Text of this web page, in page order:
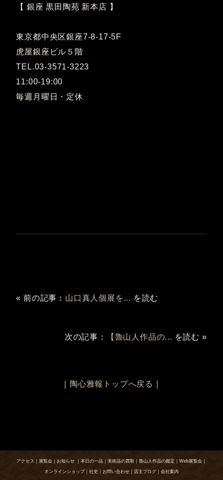
【 銀座 黒田陶苑 新本店 】
東京都中央区銀座7-8-17-5F
虎屋銀座ビル５階
TEL.03-3571-3223
11:00-19:00
毎週月曜日・定休
« 前の記事： 山口真人個展を... を読む
次の記事： 【魯山人作品の... を読む »
陶心雅報トップへ戻る
アクセス ｜ 展覧会 ｜ お知らせ ｜ 本日の一品 ｜ 美術品の買取 ｜ 魯山人作品の鑑定 ｜ Web展覧会 ｜
オンラインショップ｜ 社史 ｜ お問い合わせ ｜ 店主ブログ ｜ 会社案内